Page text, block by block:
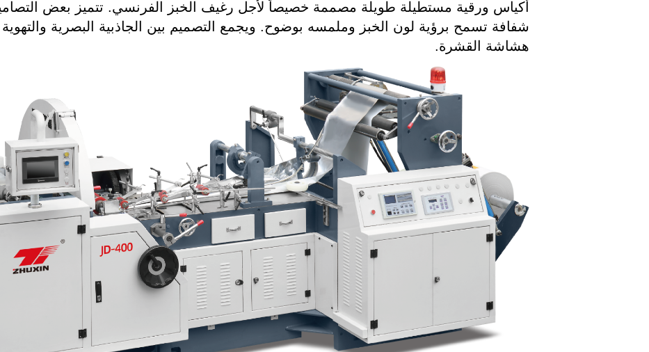
أكياس ورقية مستطيلة طويلة مصممة خصيصاً لأجل رغيف الخبز الفرنسي. تتميز بعض
شفافة تسمح برؤية لون الخبز وملمسه بوضوح. ويجمع التصميم بين الجاذبية البصرية
هشاشة القشرة.